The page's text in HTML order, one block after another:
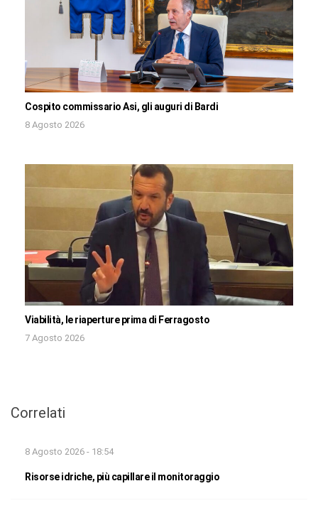
Cospito commissario Asi, gli auguri di Bardi
8 Agosto 2026
Viabilità, le riaperture prima di Ferragosto
7 Agosto 2026
Correlati
8 Agosto 2026 - 18:54
Risorse idriche, più capillare il monitoraggio